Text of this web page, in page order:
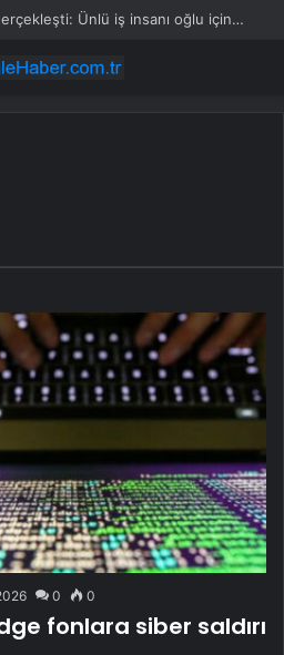
Yılın düğünü İtalya’da gerçekleşti: Ünlü iş insanı oğlu için servetini ortaya koydu
0 0
fonlara siber saldırı